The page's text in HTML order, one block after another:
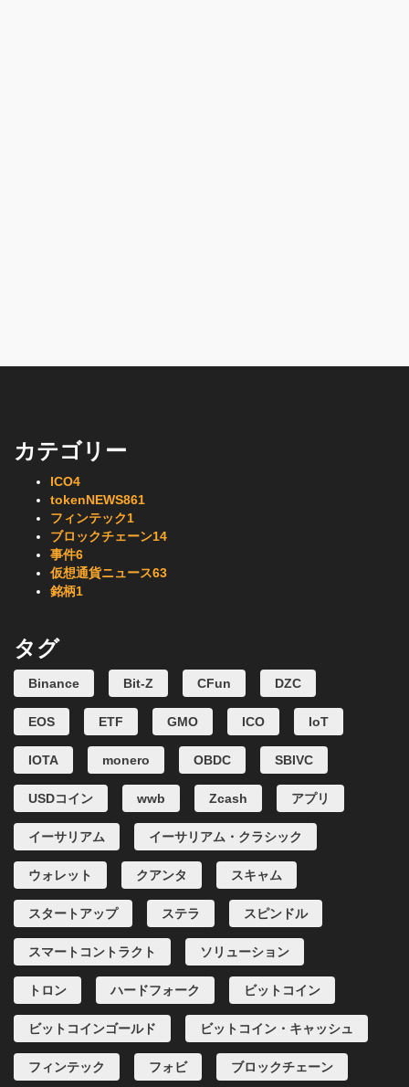
カテゴリー
ICO4
tokenNEWS861
フィンテック1
ブロックチェーン14
事件6
仮想通貨ニュース63
銘柄1
タグ
Binance Bit-Z CFun DZC
EOS ETF GMO ICO IoT
IOTA monero OBDC SBIVC
USDコイン wwb Zcash アプリ
イーサリアム イーサリアム・クラシック
ウォレット クアンタ スキャム
スタートアップ ステラ スピンドル
スマートコントラクト ソリューション
トロン ハードフォーク ビットコイン
ビットコインゴールド ビットコイン・キャッシュ
フィンテック フォビ ブロックチェーン